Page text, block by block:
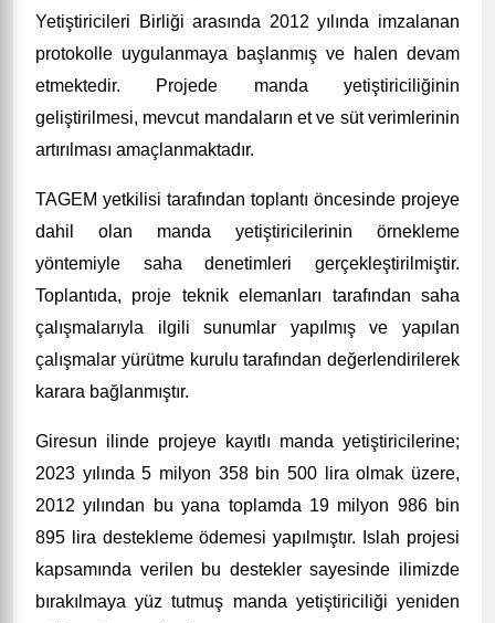
Yetiştiricileri Birliği arasında 2012 yılında imzalanan
protokolle uygulanmaya başlanmış ve halen devam
etmektedir. Projede manda yetiştiriciliğinin
geliştirilmesi, mevcut mandaların et ve süt verimlerinin
artırılması amaçlanmaktadır.
TAGEM yetkilisi tarafından toplantı öncesinde projeye
dahil olan manda yetiştiricilerinin örnekleme
yöntemiyle saha denetimleri gerçekleştirilmiştir.
Toplantıda, proje teknik elemanları tarafından saha
çalışmalarıyla ilgili sunumlar yapılmış ve yapılan
çalışmalar yürütme kurulu tarafından değerlendirilerek
karara bağlanmıştır.
Giresun ilinde projeye kayıtlı manda yetiştiricilerine;
2023 yılında 5 milyon 358 bin 500 lira olmak üzere,
2012 yılından bu yana toplamda 19 milyon 986 bin
895 lira destekleme ödemesi yapılmıştır. Islah projesi
kapsamında verilen bu destekler sayesinde ilimizde
bırakılmaya yüz tutmuş manda yetiştiriciliği yeniden